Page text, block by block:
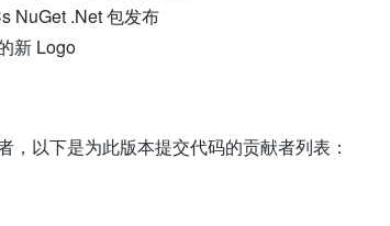
NuGet .Net 包发布
新 Logo
，以下是为此版本提交代码的贡献者列表：